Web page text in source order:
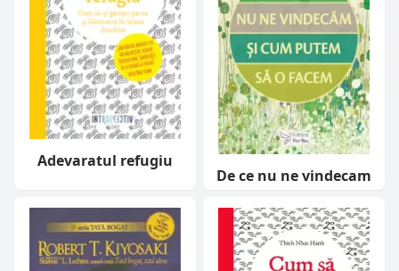
Adevaratul refugiu
De ce nu ne vindecam